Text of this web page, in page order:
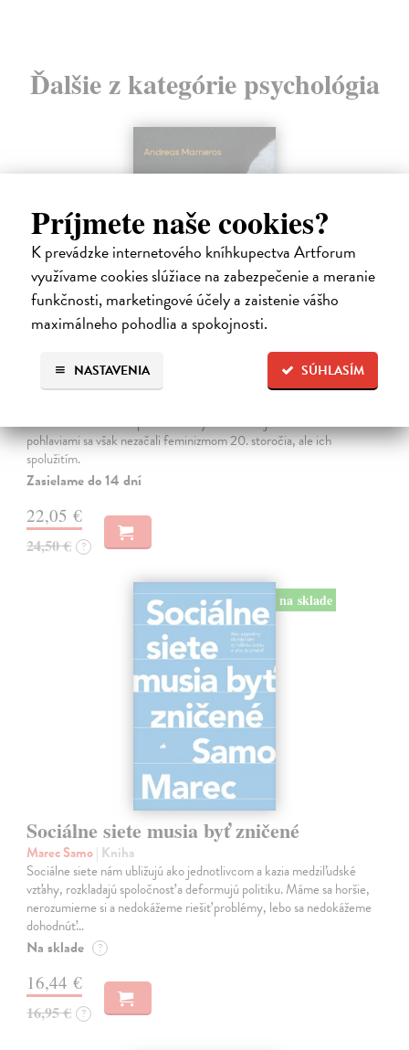
Príjmete naše cookies?
K prevádzke internetového kníhkupectva Artforum
využívame cookies slúžiace na zabezpečenie a meranie
funkčnosti, marketingové účely a zaistenie vášho
maximálneho pohodlia a spokojnosti.
SÚHLASÍM
NASTAVENIA
Ďalšie z kategórie psychológia
Trpkejšia ako smrť je žena
Marneros Andreas| Kniha
rovnocennosť a rovnoprávnosť ženy a muža. Vojna a mier medzi
pohlaviami sa však nezačali feminizmom 20. storočia, ale ich
spolužitím.
Zasielame do 14 dní
22,05 €
24,50 € ?
na sklade
Sociálne siete musia byť zničené
Marec Samo| Kniha
Sociálne siete nám ubližujú ako jednotlivcom a kazia medziľudské
vzťahy, rozkladajú spoločnosť a deformujú politiku. Máme sa horšie,
nerozumieme si a nedokážeme riešiť problémy, lebo sa nedokážeme
dohodnúť…
Na sklade ?
16,44 €
16,95 € ?